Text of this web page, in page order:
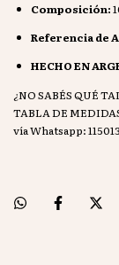
Composición:
Referencia de
HECHO EN
¿NO SABÉS QUÉ
TABLA DE
vía Whatsapp: